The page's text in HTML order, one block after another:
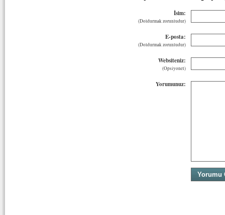
İsim:
(Doldurmak zorunludur)
E-posta:
(Doldurmak zorunludur)
Websiteniz:
(Opsiyonel)
Yorumunuz: